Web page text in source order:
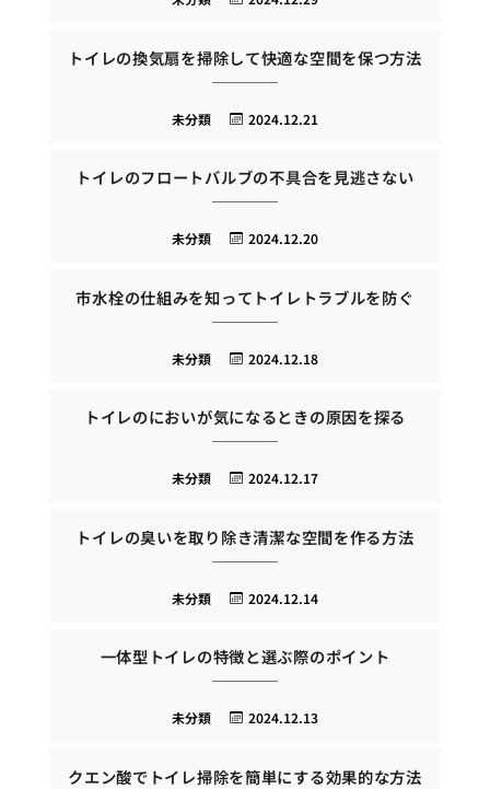
トイレの換気扇を掃除して快適な空間を保つ方法
2024.12.21
未分類
トイレのフロートバルブの不具合を見逃さない
2024.12.20
未分類
市水栓の仕組みを知ってトイレトラブルを防ぐ
2024.12.18
未分類
トイレのにおいが気になるときの原因を探る
2024.12.17
未分類
トイレの臭いを取り除き清潔な空間を作る方法
2024.12.14
未分類
一体型トイレの特徴と選ぶ際のポイント
2024.12.13
未分類
クエン酸でトイレ掃除を簡単にする効果的な方法